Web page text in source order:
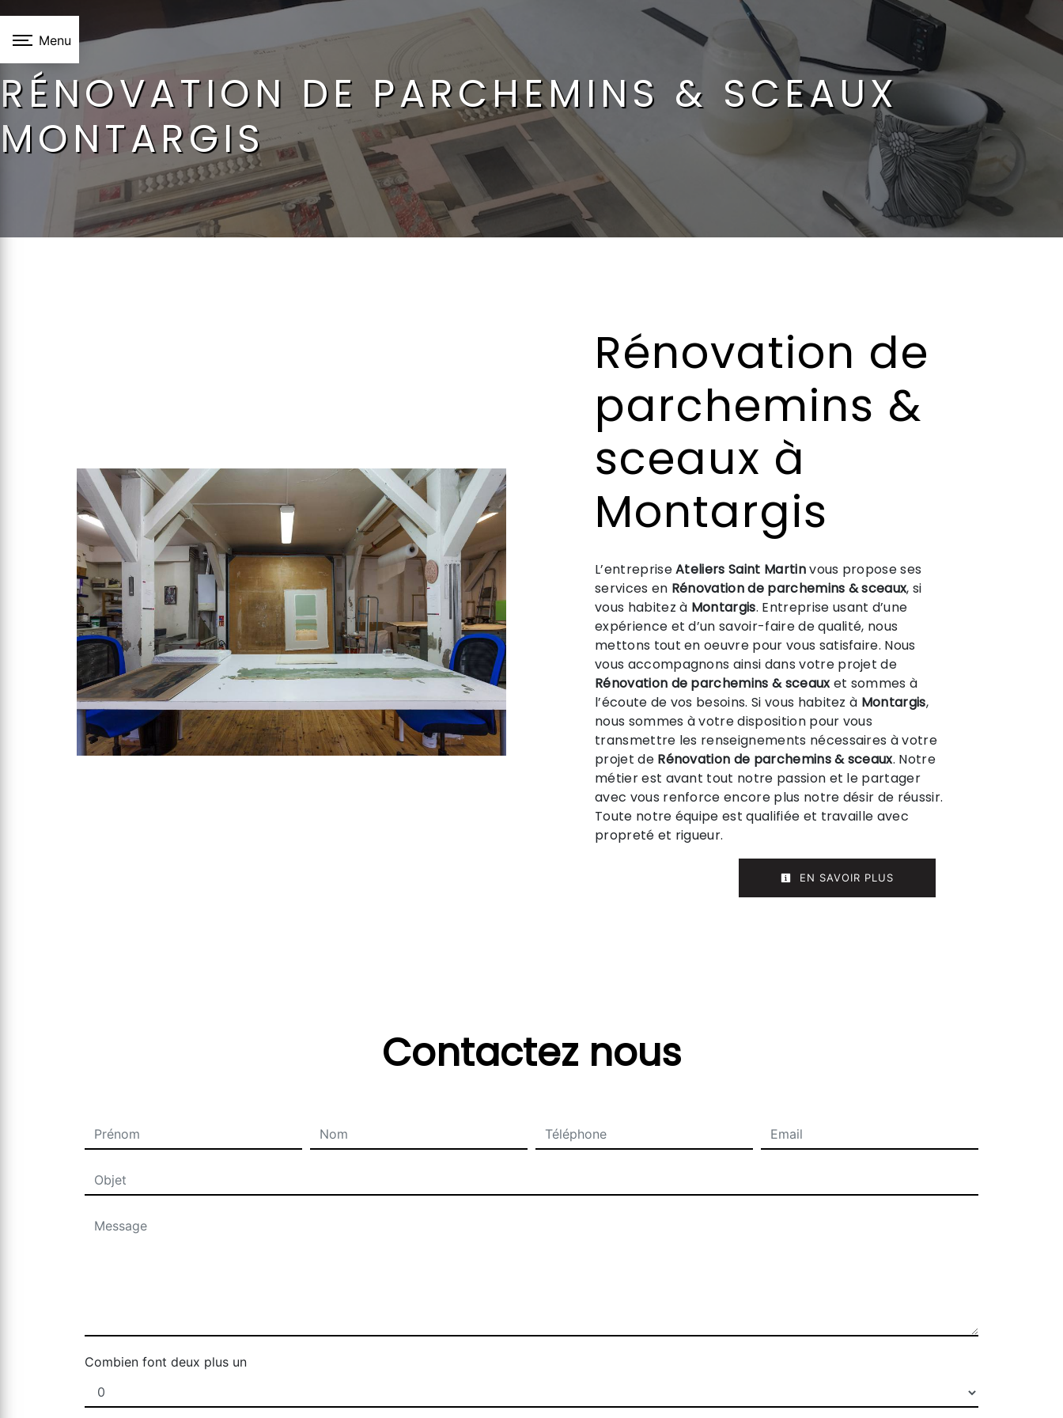
Menu
RÉNOVATION DE PARCHEMINS & SCEAUX
MONTARGIS
Rénovation de
parchemins &
sceaux à
Montargis
L’entrepriseAteliers Saint Martinvous propose ses
services en Rénovation de parchemins & sceaux, si
vous habitez à Montargis. Entreprise usant d’une
expérience et d’un savoir-faire de qualité, nous
mettons tout en oeuvre pour vous satisfaire. Nous
vous accompagnons ainsi dans votre projet de
Rénovation de parchemins & sceauxet sommes à
l’écoute de vos besoins. Si vous habitez à Montargis,
nous sommes à votre disposition pour vous
transmettre les renseignements nécessaires à votre
projet de Rénovation de parchemins & sceaux. Notre
métier est avant tout notre passion et le partager
avec vous renforce encore plus notre désir de réussir.
Toute notre équipe est qualifiée et travaille avec
propreté et rigueur.
EN SAVOIR PLUS
Contactez nous
Combien font deux plus un